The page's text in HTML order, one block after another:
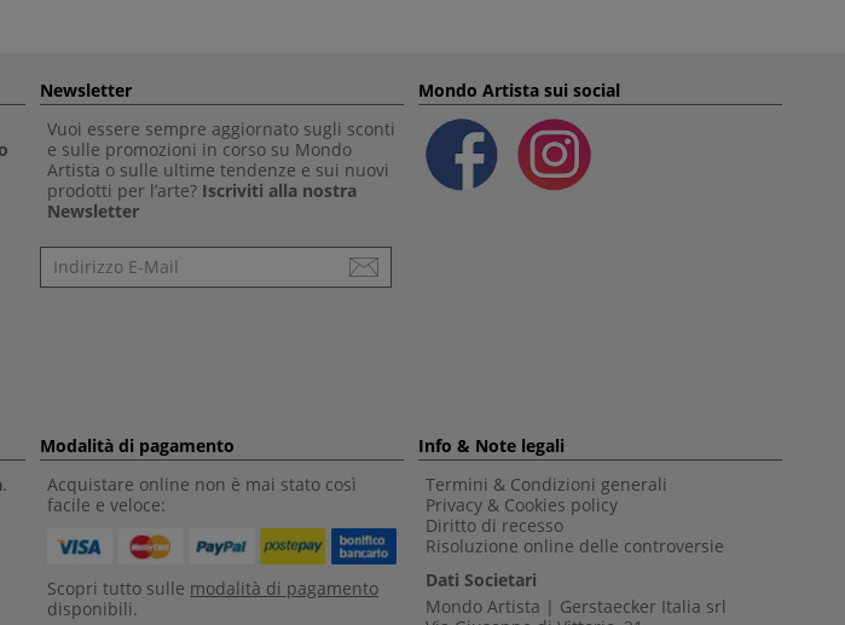
Newsletter
Vuoi essere sempre aggiornato sugli sconti
e sulle promozioni in corso su Mondo
Artista o sulle ultime tendenze e sui nuovi
prodotti per l’arte? Iscriviti alla nostra
Newsletter
Newsletter
Mondo Artista sui social
.
Modalità di pagamento
Acquistare online non è mai stato così
facile e veloce:
Scopri tutto sulle modalità di pagamento
disponibili.
Info & Note legali
Termini & Condizioni generali
Privacy & Cookies policy
Diritto di recesso
Risoluzione online delle controversie
Dati Societari
Mondo Artista | Gerstaecker Italia srl